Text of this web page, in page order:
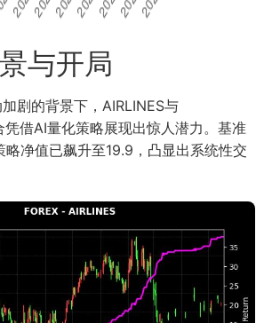
与开局
剧的背景下，AIRLINES与
凭借AI量化策略展现出惊人潜力。基准
略净值已飙升至19.9，凸显出系统性交